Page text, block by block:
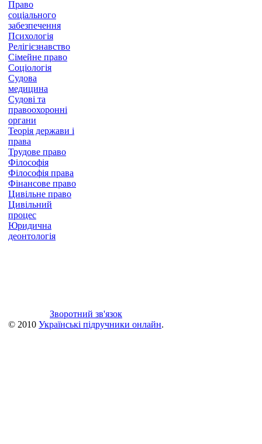
Право
соціального
забезпечення
Психологія
Релігієзнавство
Сімейне право
Соціологія
Судова
медицина
Судові та
правоохоронні
органи
Теорія держави і
права
Трудове право
Філософія
Філософія права
Фінансове право
Цивільне право
Цивільний
процес
Юридична
деонтологія
Зворотний зв'язок
© 2010 Українські підручники онлайн.